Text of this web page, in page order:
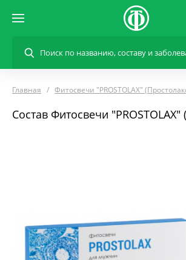
Главная Фитосвечи "PROSTOLAX"
Состав Фитосвечи "PROSTOLAX"